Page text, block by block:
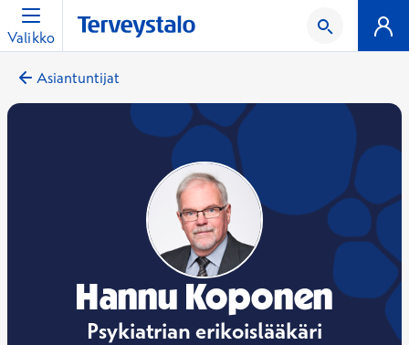
Valikko
Asiantuntijat
Hannu Koponen
Psykiatrian erikoislääkäri